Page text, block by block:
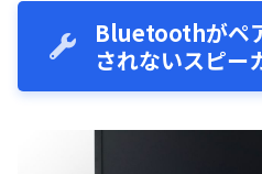
Bluetoothがペ
されないスピー